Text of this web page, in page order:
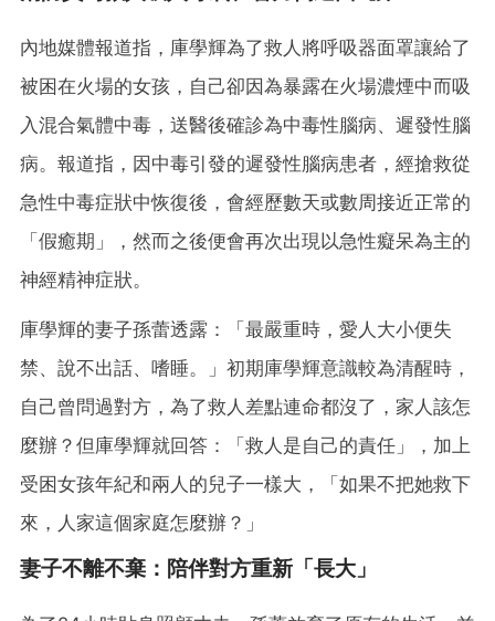
內地媒體報道指，庫學輝為了救人將呼吸器面罩讓給了
被困在火場的女孩，自己卻因為暴露在火場濃煙中而吸
入混合氣體中毒，送醫後確診為中毒性腦病、遲發性腦
病。報道指，因中毒引發的遲發性腦病患者，經搶救從
急性中毒症狀中恢復後，會經歷數天或數周接近正常的
「假癒期」，然而之後便會再次出現以急性癡呆為主的
神經精神症狀。
庫學輝的妻子孫蕾透露：「最嚴重時，愛人大小便失
禁、說不出話、嗜睡。」初期庫學輝意識較為清醒時，
自己曾問過對方，為了救人差點連命都沒了，家人該怎
麼辦？但庫學輝就回答：「救人是自己的責任」，加上
受困女孩年紀和兩人的兒子一樣大，「如果不把她救下
來，人家這個家庭怎麼辦？」
妻子不離不棄：陪伴對方重新「長大」